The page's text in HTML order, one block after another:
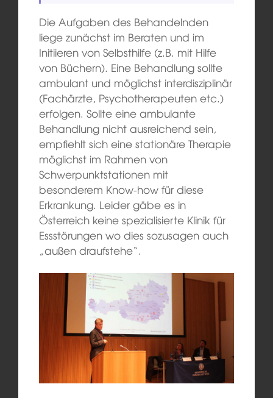
Die Aufgaben des Behandelnden
liege zunächst im Beraten und im
Initiieren von Selbsthilfe (z.B. mit Hilfe
von Büchern). Eine Behandlung sollte
ambulant und möglichst interdisziplinär
(Fachärzte, Psychotherapeuten etc.)
erfolgen. Sollte eine ambulante
Behandlung nicht ausreichend sein,
empfiehlt sich eine stationäre Therapie
möglichst im Rahmen von
Schwerpunktstationen mit
besonderem Know-how für diese
Erkrankung. Leider gäbe es in
Österreich keine spezialisierte Klinik für
Essstörungen wo dies sozusagen auch
„außen draufstehe“.